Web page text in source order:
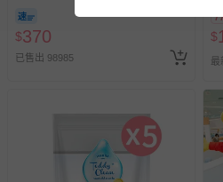
$370
已售出 98985
$